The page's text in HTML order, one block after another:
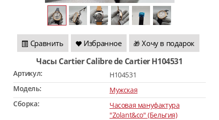
Сравнить Избранное 🎁 Хочу в подарок
Часы Cartier Calibre de Cartier H104531
Артикул:
H104531
Модель:
Мужская
Сборка:
Часовая мануфактура
"Zolant&co" (Бельгия)